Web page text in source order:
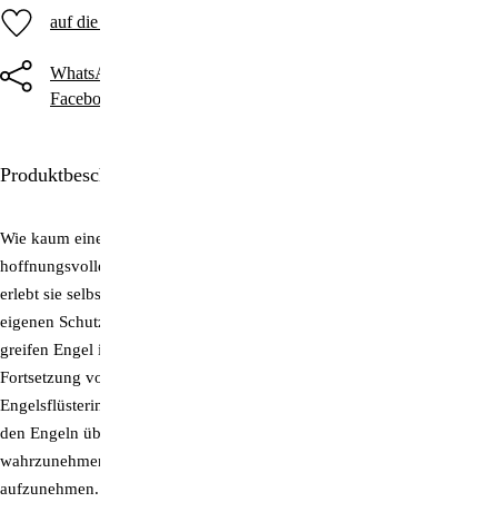
auf die Merkliste
WhatsApp
Facebook
Produktbeschreibung
Wie kaum eine zweite versteht es Lorna Byrne, mit ihren Büchern die
hoffnungsvolle Botschaft der Engel greifbar zu machen. Doch wie
erlebt sie selbst ihre Hellsichtigkeit? Wie ist die Verbindung zu ihrem
eigenen Schutzengel, der sie von Kindheit an begleitet? Und wie
greifen Engel in ihrem Leben schützend ein? In der lange erwarteten
Fortsetzung von "Engel in meinem Haar" kommen wir der irischen
Engelsflüsterin so nahe wie nie zuvor. Anhand zahlreicher, direkt von
den Engeln übermittelter Übungen lernen wir, Zeichen der Engel
wahrzunehmen und mit unserem persönlichen Schutzengel Kontakt
aufzunehmen.